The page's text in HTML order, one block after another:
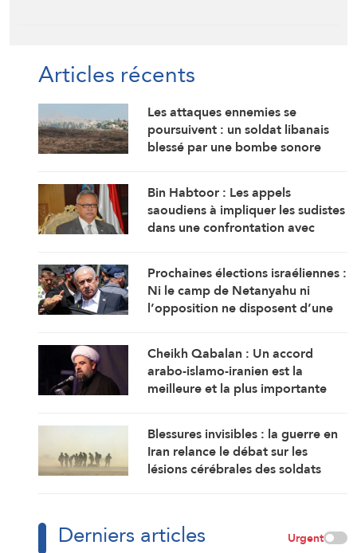
Articles récents
Les attaques ennemies se
poursuivent : un soldat libanais
blessé par une bombe sonore
Bin Habtoor : Les appels
saoudiens à impliquer les sudistes
dans une confrontation avec
Yémen sous leur joug
Prochaines élections israéliennes :
Ni le camp de Netanyahu ni
l’opposition ne disposent d’une
un gouvernement
Cheikh Qabalan : Un accord
arabo-islamo-iranien est la
meilleure et la plus importante
Blessures invisibles : la guerre en
Iran relance le débat sur les
lésions cérébrales des soldats
Derniers articles Urgent